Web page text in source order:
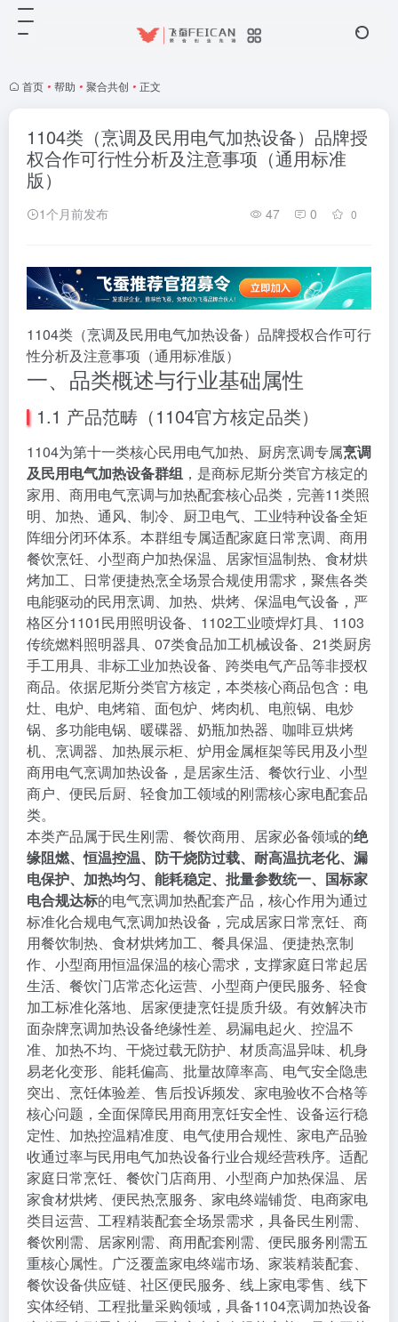
首页 • 帮助 • 聚合共创 • 正文
1104类（烹调及民用电气加热设备）品牌授
权合作可行性分析及注意事项（通用标准
版）
1个月前发布 47 0 0
1104类（烹调及民用电气加热设备）品牌授权合作可行
性分析及注意事项（通用标准版）
一、品类概述与行业基础属性
1.1 产品范畴（1104官方核定品类）
1104为第十一类核心民用电气加热、厨房烹调专属烹调
及民用电气加热设备群组 ，是商标尼斯分类官方核定的
家用、商用电气烹调与加热配套核心品类，完善11类照
明、加热、通风、制冷、厨卫电气、工业特种设备全矩
阵细分闭环体系。本群组专属适配家庭日常烹调、商用
餐饮烹饪、小型商户加热保温、居家恒温制热、食材烘
烤加工、日常便捷热烹全场景合规使用需求，聚焦各类
电能驱动的民用烹调、加热、烘烤、保温电气设备，严
格区分1101民用照明设备、1102工业喷焊灯具、1103
传统燃料照明器具、07类食品加工机械设备、21类厨房
手工用具、非标工业加热设备、跨类电气产品等非授权
商品。依据尼斯分类官方核定，本类核心商品包含：电
灶、电炉、电烤箱、面包炉、烤肉机、电煎锅、电炒
锅、多功能电锅、暖碟器、奶瓶加热器、咖啡豆烘烤
机、烹调器、加热展示柜、炉用金属框架等民用及小型
商用电气烹调加热设备，是居家生活、餐饮行业、小型
商户、便民后厨、轻食加工领域的刚需核心家电配套品
类。
本类产品属于民生刚需、餐饮商用、居家必备领域的绝
缘阻燃、恒温控温、防干烧防过载、耐高温抗老化、漏
电保护、加热均匀、能耗稳定、批量参数统一、国标家
电合规达标的电气烹调加热配套产品，核心作用为通过
标准化合规电气烹调加热设备，完成居家日常烹饪、商
用餐饮制热、食材烘烤加工、餐具保温、便捷热烹制
作、小型商用恒温保温的核心需求，支撑家庭日常起居
生活、餐饮门店常态化运营、小型商户便民服务、轻食
加工标准化落地、居家便捷烹饪提质升级。有效解决市
面杂牌烹调加热设备绝缘性差、易漏电起火、控温不
准、加热不均、干烧过载无防护、材质高温异味、机身
易老化变形、能耗偏高、批量故障率高、电气安全隐患
突出、烹饪体验差、售后投诉频发、家电验收不合格等
核心问题，全面保障民用商用烹饪安全性、设备运行稳
定性、加热控温精准度、电气使用合规性、家电产品验
收通过率与民用电气加热设备行业合规经营秩序。适配
家庭日常烹饪、餐饮门店商用、小型商户加热保温、居
家食材烘烤、便民热烹服务、家电终端铺货、电商家电
类目运营、工程精装配套全场景需求，具备民生刚需、
餐饮刚需、居家刚需、商用配套刚需、便民服务刚需五
重核心属性。广泛覆盖家电终端市场、家装精装配套、
餐饮设备供应链、社区便民服务、线上家电零售、线下
实体经销、工程批量采购领域，具备1104烹调加热设备